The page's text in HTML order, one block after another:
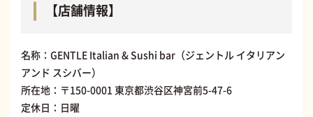
【店舗情報】
名称：GENTLE Italian & Sushi bar（ジェントル イタリアン
アンド スシバー）
所在地：〒150-0001 東京都渋谷区神宮前5-47-6
定休日：日曜